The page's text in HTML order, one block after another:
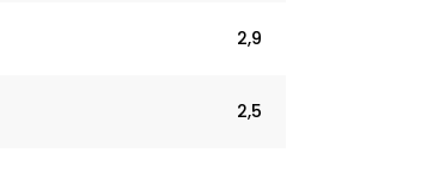
2,9
2,5